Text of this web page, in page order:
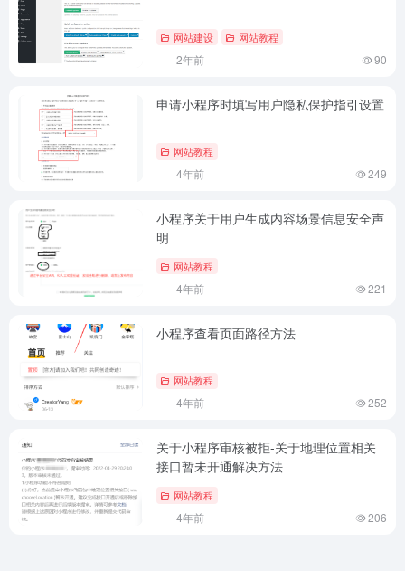
网站建设 网站教程
2年前 90
申请小程序时填写用户隐私保护指引设置
网站教程
4年前 249
小程序关于用户生成内容场景信息安全声
明
网站教程
4年前 221
小程序查看页面路径方法
网站教程
4年前 252
关于小程序审核被拒-关于地理位置相关
接口暂未开通解决方法
网站教程
4年前 206